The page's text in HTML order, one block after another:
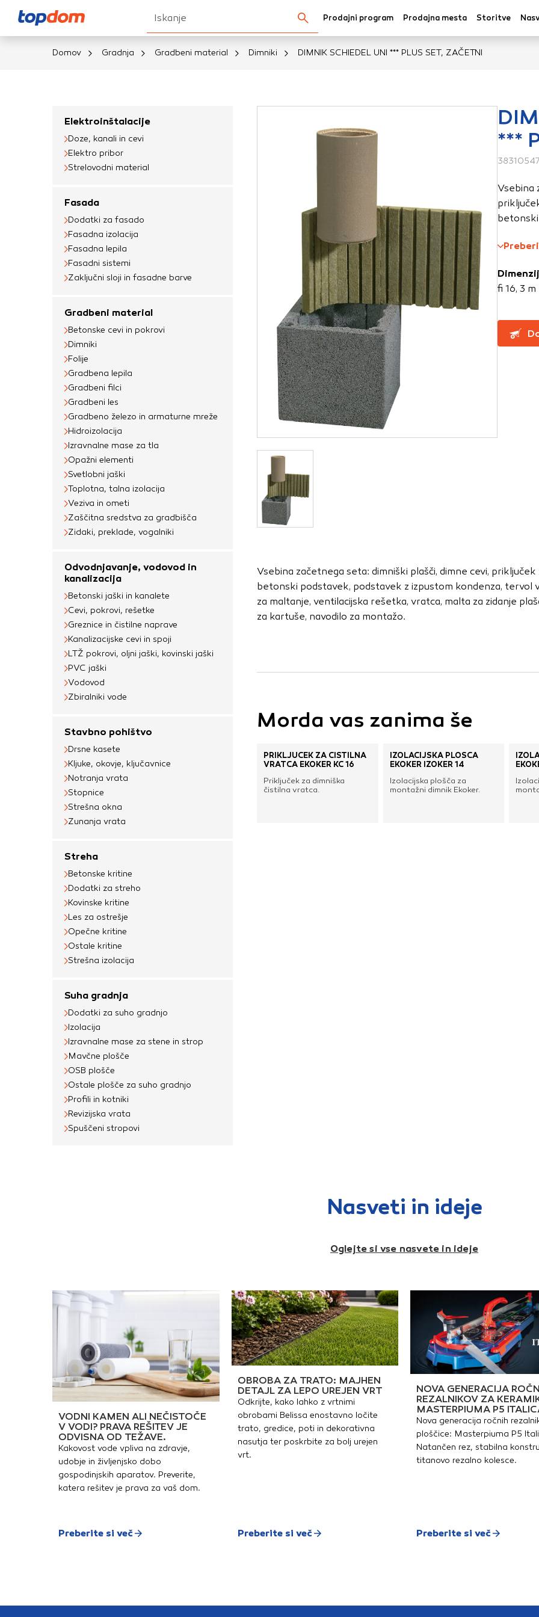
Išči...Prodajni program Prodajna mesta Storitve
Domov Gradnja Gradbeni material Dimniki DIMNIK SCHIEDEL UNI *** PLUS SET, ZAČETNI
Elektroinštalacije
Doze, kanali in cevi
Elektro pribor
Strelovodni material
Fasada
Dodatki za fasado
Fasadna izolacija
Fasadna lepila
Fasadni sistemi
Zaključni sloji in fasadne barve
Gradbeni material
Betonske cevi in pokrovi
Dimniki
Folije
Gradbena lepila
Gradbeni filci
Gradbeni les
Gradbeno železo in armaturne mreže
Hidroizolacija
Izravnalne mase za tla
Opažni elementi
Svetlobni jaški
Toplotna, talna izolacija
Veziva in ometi
Zaščitna sredstva za gradbišča
Zidaki, preklade, vogalniki
Odvodnjavanje, vodovod in
kanalizacija
Betonski jaški in kanalete
Cevi, pokrovi, rešetke
Greznice in čistilne naprave
Kanalizacijske cevi in spoji
LTŽ pokrovi, oljni jaški, kovinski jaški
PVC jaški
Vodovod
Zbiralniki vode
Stavbno pohištvo
Drsne kasete
Kljuke, okovje, ključavnice
Notranja vrata
Stopnice
Strešna okna
Zunanja vrata
Streha
Betonske kritine
Dodatki za streho
Kovinske kritine
Les za ostrešje
Opečne kritine
Ostale kritine
Strešna izolacija
Suha gradnja
Dodatki za suho gradnjo
Izolacija
Izravnalne mase za stene in strop
Mavčne plošče
OSB plošče
Ostale plošče za suho gradnjo
Profili in kotniki
Revizijska vrata
Spuščeni stropovi
***
Vsebina
fi 16, 3 m
Vsebina začetnega seta: dimniški plašči, dimne cevi,
betonski podstavek, podstavek z izpustom kondenza, tervol
za maltanje, ventilacijska rešetka, vratca, malta za zidanje
za kartuše, navodilo za montažo.
Morda vas zanima še
PRIKLJUČEK ZA ČISTILNA
VRATCA EKOKER KC 16
Priključek za dimniška
čistilna vratca.
IZOLACIJSKA PLOŠČA
EKOKER IZOKER 14
Izolacijska plošča za
montažni dimnik Ekoker.
Nasveti in ideje
Oglejte si vse nasvete in ideje
VODNI KAMEN ALI NEČISTOČE
V VODI? PRAVA REŠITEV JE
ODVISNA OD TEŽAVE.
Kakovost vode vpliva na zdravje,
udobje in življenjsko dobo
gospodinjskih aparatov. Preverite,
katera rešitev je prava za vaš dom.
Preberite si več
OBROBA ZA TRATO: MAJHEN
DETAJL ZA LEPO UREJEN VRT
Odkrijte, kako lahko z vrtnimi
obrobami Belissa enostavno ločite
trato, gredice, poti in dekorativna
nasutja ter poskrbite za bolj urejen
vrt.
Preberite si več
NOVA GENERACIJA
REZALNIKOV ZA
MASTERPIUMA P5
Nova generacija ročnih
ploščice: Masterpiuma P5
Natančen rez, stabilna
titanovo rezalno kolesce.
Preberite si več
Ko obiščete katero koli spletno mesto, mesto lahko shrani ali pridobi
brskalnika, večinoma v obliki piškotkov. Te informacije se lahko navezujejo na
vašo napravo ali pa skrbijo, da vaše spletno mesto deluje v skladu z vašimi
informacije običajno ne razkrivajo neposredno vaše identitete, vendar vam
prilagojeno spletno uporabniško izkušnjo. Nekatere vrste piškotkov lahko
različna imena kategorij, da si ogledate več informacij in spremenite privzete
določenih vrst piškotkov vpliva na vašo uporabo tega spletnega mesta in naše
Obvezni piškotki
Ti piškotki so nujni za delovanje spletnega mesta, zato jih v naših sistemih ni
Običajno so nastavljeni samo kot odziv na vaša dejanja, ki vodijo do storitvenih
nastavitev zasebnosti, prijava ali izpolnjevanje obrazcev. Na voljo imate
blokira te piškotke ali vas opozori na njih. V tem primeru nekateri deli
Piškotki za učinkovitost delovanja
S temi piškotki štejemo obiske in izvor prometa, da lahko merimo in izboljšamo
delovanja našega spletnega mesta. Z njimi prepoznamo, katera mesta so najbolj
zbirajo, so združeni in anonimni. Če uporabo teh piškotkov zavrnete, ne bomo
obiskali naše spletno mesto.
Piškotki za ciljno usmerjenost
Te piškotke nastavijo naši oglaševalski partnerji. Partnerska oglaševalska
naprave. Če zavrnete uporabo teh piškotkov, ne boste deležni našega ciljnega